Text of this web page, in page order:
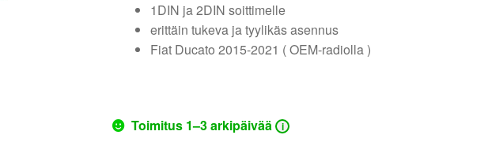
1DIN ja 2DIN soittimelle
erittäin tukeva ja tyylikäs asennus
Fiat Ducato 2015-2021 ( OEM-radiolla )
Toimitus 1–3 arkipäivää i